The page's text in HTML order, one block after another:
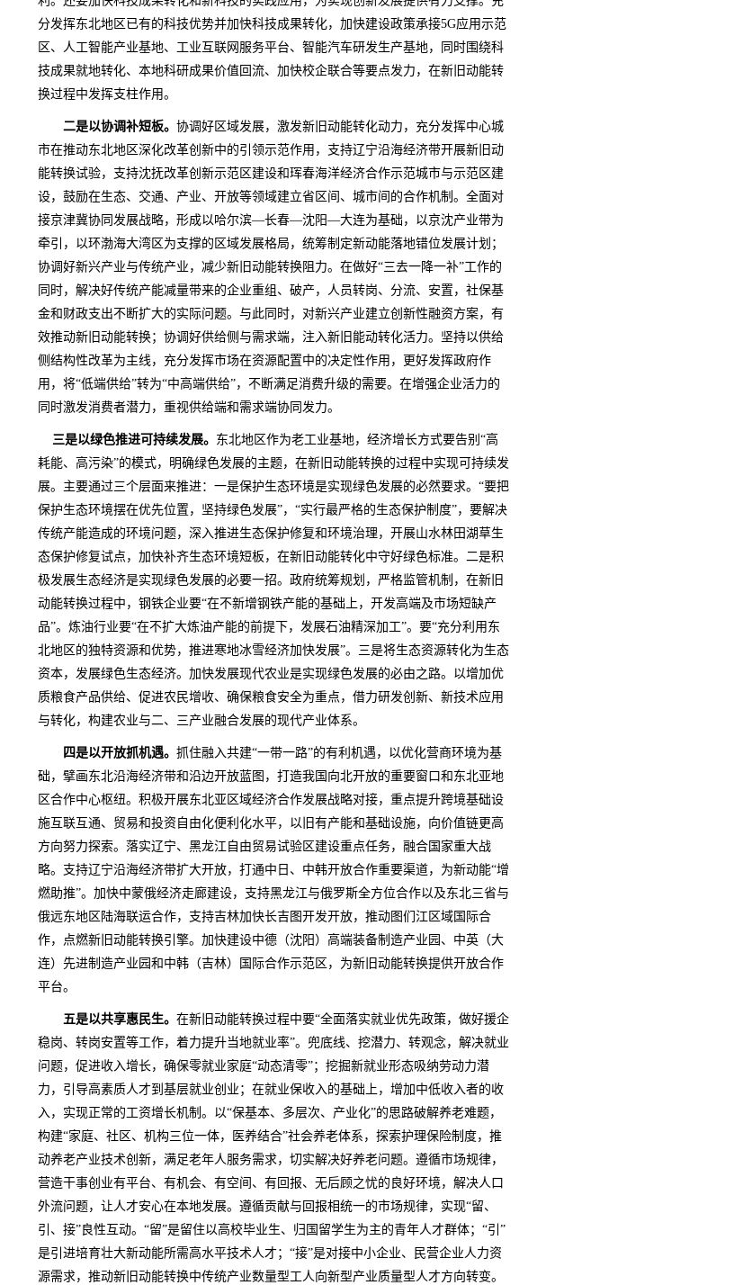
分发挥东北地区已有的科技优势并加快科技成果转化，加快建设政策承接5G应用示范
区、人工智能产业基地、工业互联网服务平台、智能汽车研发生产基地，同时围绕科
技成果就地转化、本地科研成果价值回流、加快校企联合等要点发力，在新旧动能转
换过程中发挥支柱作用。
二是以协调补短板。 协调好区域发展，激发新旧动能转化动力，充分发挥中心城
市在推动东北地区深化改革创新中的引领示范作用，支持辽宁沿海经济带开展新旧动
能转换试验，支持沈抚改革创新示范区建设和珲春海洋经济合作示范城市与示范区建
设，鼓励在生态、交通、产业、开放等领域建立省区间、城市间的合作机制。全面对
接京津冀协同发展战略，形成以哈尔滨—长春—沈阳—大连为基础，以京沈产业带为
牵引，以环渤海大湾区为支撑的区域发展格局，统筹制定新动能落地错位发展计划；
协调好新兴产业与传统产业，减少新旧动能转换阻力。在做好“三去一降一补”工作的
同时，解决好传统产能减量带来的企业重组、破产，人员转岗、分流、安置，社保基
金和财政支出不断扩大的实际问题。与此同时，对新兴产业建立创新性融资方案，有
效推动新旧动能转换；协调好供给侧与需求端，注入新旧能动转化活力。坚持以供给
侧结构性改革为主线，充分发挥市场在资源配置中的决定性作用，更好发挥政府作
用，将“低端供给”转为“中高端供给”，不断满足消费升级的需要。在增强企业活力的
同时激发消费者潜力，重视供给端和需求端协同发力。
三是以绿色推进可持续发展。 东北地区作为老工业基地，经济增长方式要告别“高
耗能、高污染”的模式，明确绿色发展的主题，在新旧动能转换的过程中实现可持续发
展。主要通过三个层面来推进：一是保护生态环境是实现绿色发展的必然要求。“要把
保护生态环境摆在优先位置，坚持绿色发展”，“实行最严格的生态保护制度”，要解决
传统产能造成的环境问题，深入推进生态保护修复和环境治理，开展山水林田湖草生
态保护修复试点，加快补齐生态环境短板，在新旧动能转化中守好绿色标准。二是积
极发展生态经济是实现绿色发展的必要一招。政府统筹规划，严格监管机制，在新旧
动能转换过程中，钢铁企业要“在不新增钢铁产能的基础上，开发高端及市场短缺产
品”。炼油行业要“在不扩大炼油产能的前提下，发展石油精深加工”。要“充分利用东
北地区的独特资源和优势，推进寒地冰雪经济加快发展”。三是将生态资源转化为生态
资本，发展绿色生态经济。加快发展现代农业是实现绿色发展的必由之路。以增加优
质粮食产品供给、促进农民增收、确保粮食安全为重点，借力研发创新、新技术应用
与转化，构建农业与二、三产业融合发展的现代产业体系。
四是以开放抓机遇。 抓住融入共建“一带一路”的有利机遇，以优化营商环境为基
础，擘画东北沿海经济带和沿边开放蓝图，打造我国向北开放的重要窗口和东北亚地
区合作中心枢纽。积极开展东北亚区域经济合作发展战略对接，重点提升跨境基础设
施互联互通、贸易和投资自由化便利化水平，以旧有产能和基础设施，向价值链更高
方向努力探索。落实辽宁、黑龙江自由贸易试验区建设重点任务，融合国家重大战
略。支持辽宁沿海经济带扩大开放，打通中日、中韩开放合作重要渠道，为新动能“增
燃助推”。加快中蒙俄经济走廊建设，支持黑龙江与俄罗斯全方位合作以及东北三省与
俄远东地区陆海联运合作，支持吉林加快长吉图开发开放，推动图们江区域国际合
作，点燃新旧动能转换引擎。加快建设中德（沈阳）高端装备制造产业园、中英（大
连）先进制造产业园和中韩（吉林）国际合作示范区，为新旧动能转换提供开放合作
平台。
五是以共享惠民生。 在新旧动能转换过程中要“全面落实就业优先政策，做好援企
稳岗、转岗安置等工作，着力提升当地就业率”。兜底线、挖潜力、转观念，解决就业
问题，促进收入增长，确保零就业家庭“动态清零”；挖掘新就业形态吸纳劳动力潜
力，引导高素质人才到基层就业创业；在就业保收入的基础上，增加中低收入者的收
入，实现正常的工资增长机制。以“保基本、多层次、产业化”的思路破解养老难题，
构建“家庭、社区、机构三位一体，医养结合”社会养老体系，探索护理保险制度，推
动养老产业技术创新，满足老年人服务需求，切实解决好养老问题。遵循市场规律，
营造干事创业有平台、有机会、有空间、有回报、无后顾之忧的良好环境，解决人口
外流问题，让人才安心在本地发展。遵循贡献与回报相统一的市场规律，实现“留、
引、接”良性互动。“留”是留住以高校毕业生、归国留学生为主的青年人才群体；“引”
是引进培育壮大新动能所需高水平技术人才；“接”是对接中小企业、民营企业人力资
源需求，推动新旧动能转换中传统产业数量型工人向新型产业质量型人才方向转变。